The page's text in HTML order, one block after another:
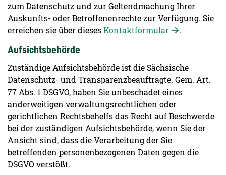
zum Datenschutz und zur Geltendmachung Ihrer
Auskunfts- oder Betroffenenrechte zur Verfügung. Sie
erreichen sie über diesesKontaktformular .
Aufsichtsbehörde
Zuständige Aufsichtsbehörde ist die Sächsische
Datenschutz- und Transparenzbeauftragte. Gem. Art.
77 Abs. 1 DSGVO, haben Sie unbeschadet eines
anderweitigen verwaltungsrechtlichen oder
gerichtlichen Rechtsbehelfs das Recht auf Beschwerde
bei der zuständigen Aufsichtsbehörde, wenn Sie der
Ansicht sind, dass die Verarbeitung der Sie
betreffenden personenbezogenen Daten gegen die
DSGVO verstößt.